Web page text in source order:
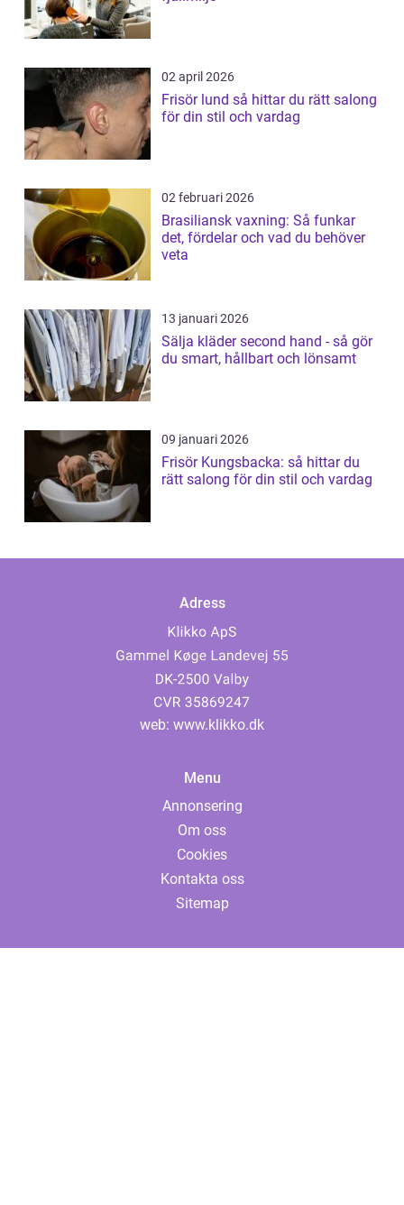
02 april 2026
Frisör lund så hittar du rätt salong
för din stil och vardag
02 februari 2026
Brasiliansk vaxning: Så funkar
det, fördelar och vad du behöver
veta
13 januari 2026
Sälja kläder second hand - så gör
du smart, hållbart och lönsamt
09 januari 2026
Frisör Kungsbacka: så hittar du
rätt salong för din stil och vardag
Adress
web: www.klikko.dk
Menu
Annonsering
Om oss
Cookies
Kontakta oss
Sitemap